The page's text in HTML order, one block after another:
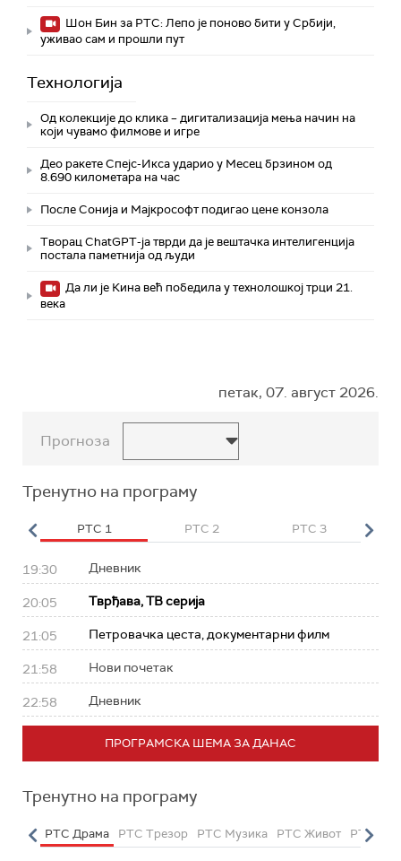
Шон Бин за РТС: Лепо је поново бити у Србији,
уживао сам и прошли пут
Технологијa
Од колекције до клика – дигитализација мења начин на
који чувамо филмове и игре
Део ракете Спејс-Икса ударио у Месец брзином од
8.690 километара на час
После Сонија и Мајкрософт подигао цене конзола
Творац ChatGPT-ја тврди да је вештачка интелигенција
постала паметнија од људи
Да ли је Кина већ победила у технолошкој трци 21.
века
петак, 07. август 2026.
Прогноза
Тренутно на програму
РТС 1 РТС 2 РТС 3
19:30 Дневник
20:05 Тврђава, ТВ серија
21:05 Петровачка цеста, документарни филм
21:58 Нови почетак
22:58 Дневник
ПРОГРАМСКА ШЕМА ЗА ДАНАС
Тренутно на програму
РТС Драма РТС Трезор РТС Музика РТС Живот РТС